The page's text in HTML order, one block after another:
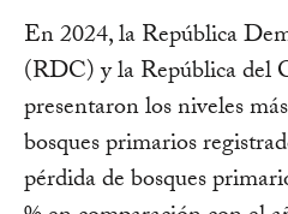
En 2024, la República
(RDC) y la República del
presentaron los niveles
bosques primarios
pérdida de bosques